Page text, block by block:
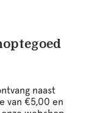
naast
van €5,00 en